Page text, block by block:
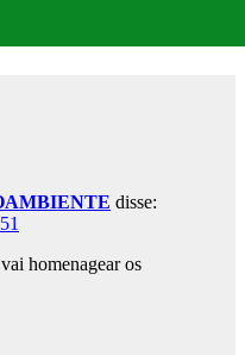
disse:
homenagear os